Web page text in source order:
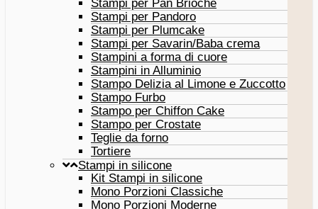
Stampi per Pan Brioche
Stampi per Pandoro
Stampi per Plumcake
Stampi per Savarin/Baba crema
Stampini a forma di cuore
Stampini in Alluminio
Stampo Delizia al Limone e Zuccotto
Stampo Furbo
Stampo per Chiffon Cake
Stampo per Crostate
Teglie da forno
Tortiere
Stampi in silicone
Kit Stampi in silicone
Mono Porzioni Classiche
Mono Porzioni Moderne